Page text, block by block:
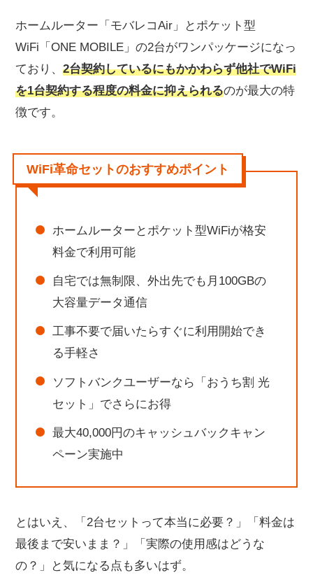
ホームルーター「モバレコAir」とポケット型
WiFi「ONE MOBILE」の2台がワンパッケージになっ
ており、 2台契約しているにもかかわらず他社でWiFi
を1台契約する程度の料金に抑えられるのが最大の特
徴です。
WiFi革命セットのおすすめポイント
ホームルーターとポケット型WiFiが格安
料金で利用可能
自宅では無制限、外出先でも月100GBの
大容量データ通信
工事不要で届いたらすぐに利用開始でき
る手軽さ
ソフトバンクユーザーなら「おうち割 光
セット」でさらにお得
最大40,000円のキャッシュバックキャン
ペーン実施中
とはいえ、「2台セットって本当に必要？」「料金は
最後まで安いまま？」「実際の使用感はどうな
の？」と気になる点も多いはず。